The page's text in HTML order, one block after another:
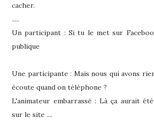
cacher.
.....
Un participant : Si tu le met sur
publique
Une participante : Mais nous qui avons
écoute quand on téléphone ?
L'animateur embarrassé : Là ça aurait
sur le site ....